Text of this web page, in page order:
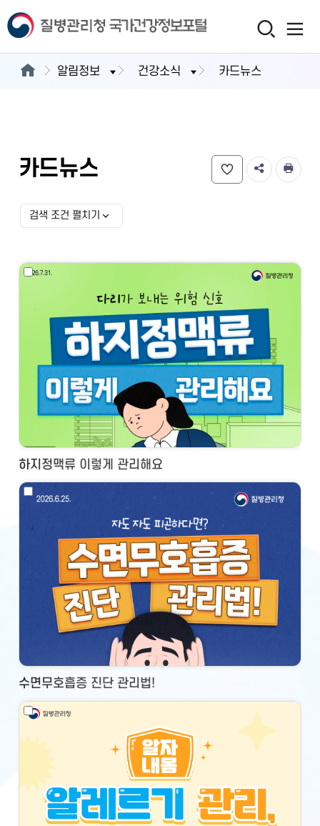
알림정보 건강소식 카드뉴스
카드뉴스
검색 조건 선택
검색 조건 펼치기
하지정맥류 이렇게 관리해요
수면무호흡증 진단 관리법!